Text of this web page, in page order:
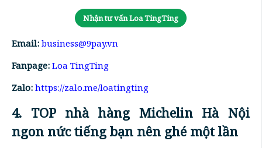
Nhận tư vấn Loa TingTing
Email: business@9pay.vn
Fanpage: Loa TingTing
Zalo: https://zalo.me/loatingting
4. TOP nhà hàng Michelin Hà Nội
ngon nức tiếng bạn nên ghé một lần